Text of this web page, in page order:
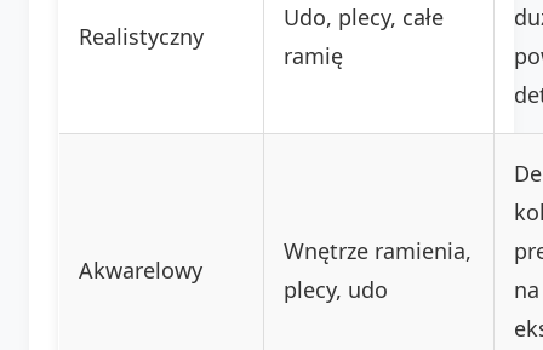
Realistyczny
Udo, plecy, całe
ramię
Akwarelowy
Wnętrze ramienia,
plecy, udo